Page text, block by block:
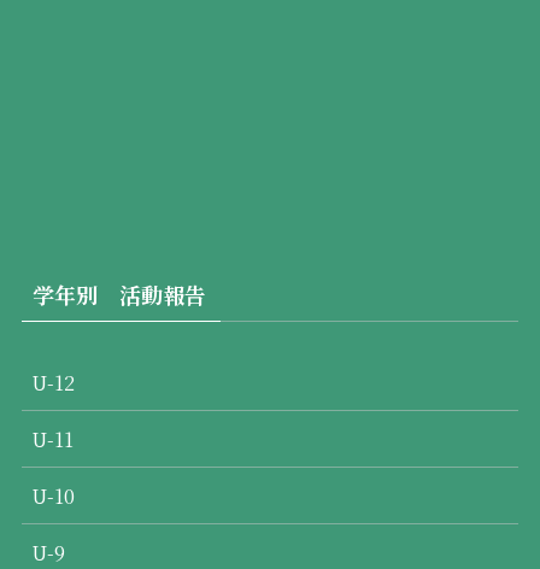
学年別 活動報告
U-12
U-11
U-10
U-9